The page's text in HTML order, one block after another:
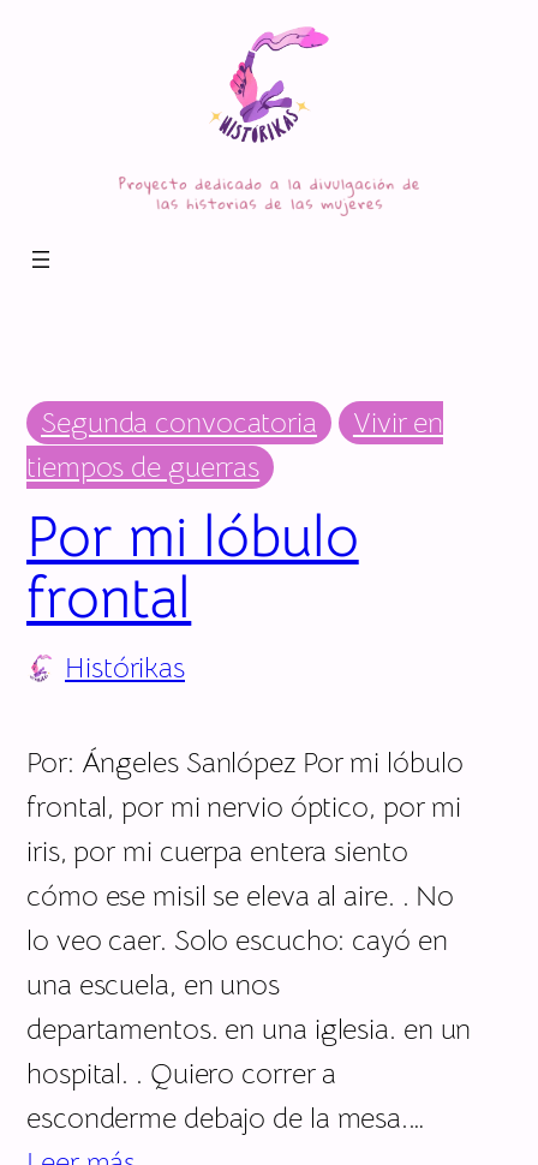
Segunda convocatoria
Vivir en
tiempos de guerras
Por mi lóbulo
frontal
Histórikas
Por: Ángeles Sanlópez Por mi lóbulo
frontal, por mi nervio óptico, por mi
iris, por mi cuerpa entera siento
cómo ese misil se eleva al aire. . No
lo veo caer. Solo escucho: cayó en
una escuela, en unos
departamentos. en una iglesia. en un
hospital. . Quiero correr a
esconderme debajo de la mesa.…